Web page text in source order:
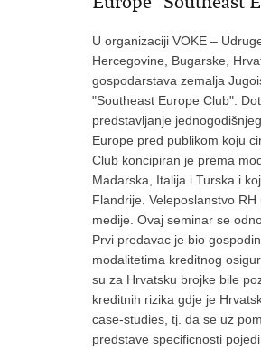
U organizaciji VOKE –
Hercegovine, Bugarske,
gospodarstava zemalja
"Southeast Europe Club".
predstavljanje
Europe pred publikom koju
Club koncipiran je prema
Madarska, Italija i Turska i
Flandrije. Veleposlanstvo
medije. Ovaj seminar se
Prvi predavac je bio
modalitetima kreditnog
su za Hrvatsku brojke bile
kreditnih rizika gdje je
case-studies, tj. da se uz
predstave specificnosti